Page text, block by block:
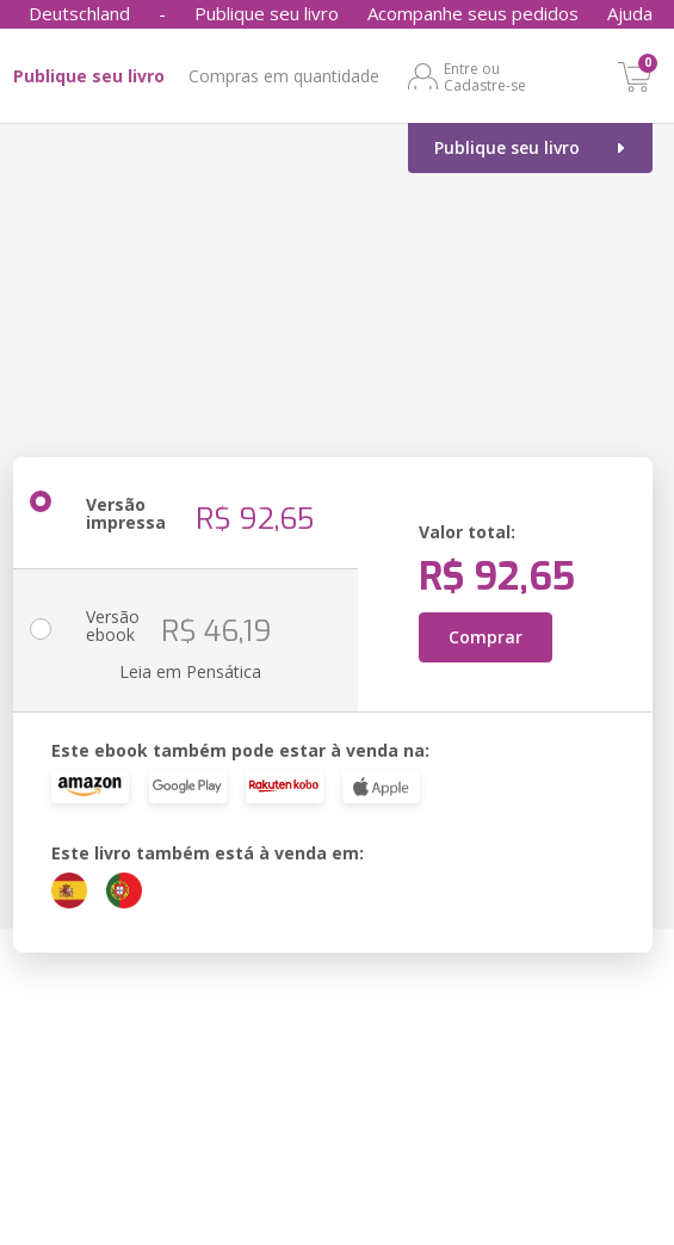
Deutschland - Publique seu livro Acompanhe seus pedidos Ajuda
Publique seu livro Compras em quantidade
Entre ou
Cadastre-se
0
Publique seu livro
Versão
impressa R$ 92,65 Valor total:
R$ 92,65
Comprar
Versão
ebook R$ 46,19
Leia em Pensática
Este ebook também pode estar à venda na:
Este livro também está à venda em: